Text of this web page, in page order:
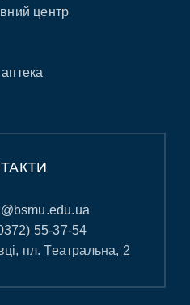
центр
55-37-54
пл. Театральна, 2